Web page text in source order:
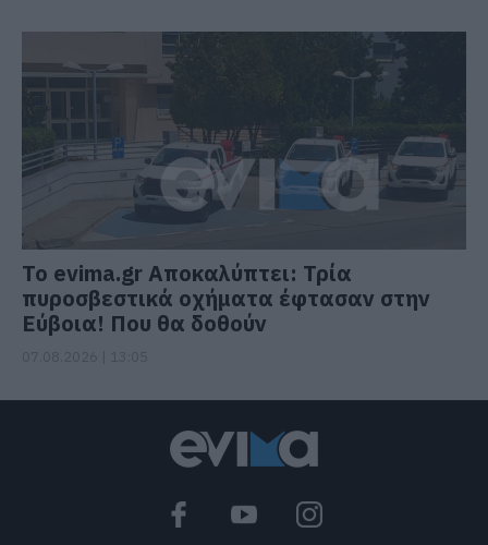
Το evima.gr Αποκαλύπτει: Τρία
πυροσβεστικά οχήματα έφτασαν στην
Εύβοια! Που θα δοθούν